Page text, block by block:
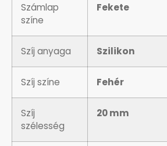
Számlap
színe
Fekete
Szíj anyaga Szilikon
Szíj színe Fehér
Szíj
szélesség
20 mm
OKOSÓRA SZÍJAK
ÖNGYÚJTÓK
ÓRAFORGATÓK
ÓRÁS GÉPEK